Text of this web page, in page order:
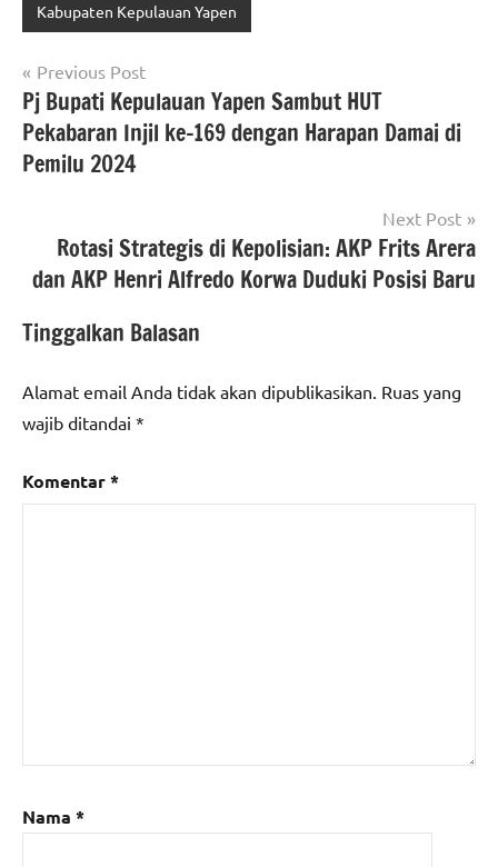
Kabupaten Kepulauan Yapen
Navigasi
pos
Previous Post
Pj Bupati Kepulauan Yapen Sambut HUT
Pekabaran Injil ke-169 dengan Harapan Damai di
Pemilu 2024
Next Post
Rotasi Strategis di Kepolisian: AKP Frits Arera
dan AKP Henri Alfredo Korwa Duduki Posisi Baru
Tinggalkan Balasan
Alamat email Anda tidak akan dipublikasikan. Ruas yang
wajib ditandai *
Komentar*
Nama *